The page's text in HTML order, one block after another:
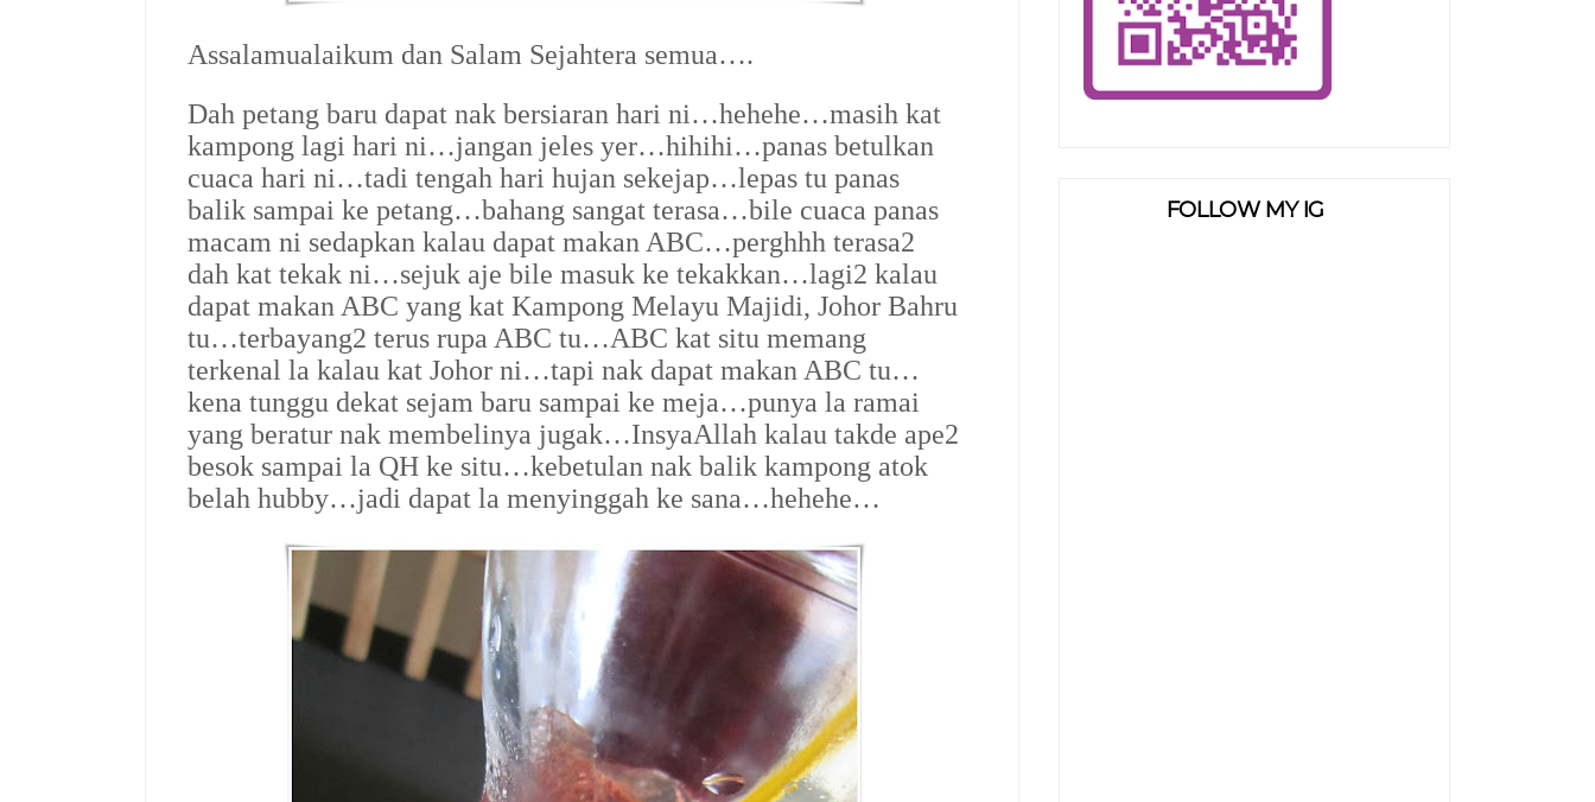
Assalamualaikum dan Salam Sejahtera semua….
Dah petang baru dapat nak bersiaran hari ni…hehehe…masih kat
kampong lagi hari ni…jangan jeles yer…hihihi…panas betulkan
cuaca hari ni…tadi tengah hari hujan sekejap…lepas tu panas
balik sampai ke petang…bahang sangat terasa…bile cuaca panas
macam ni sedapkan kalau dapat makan ABC…perghhh terasa2
dah kat tekak ni…sejuk aje bile masuk ke tekakkan…lagi2 kalau
dapat makan ABC yang kat Kampong Melayu Majidi, Johor Bahru
tu…terbayang2 terus rupa ABC tu…ABC kat situ memang
terkenal la kalau kat Johor ni…tapi nak dapat makan ABC tu…
kena tunggu dekat sejam baru sampai ke meja…punya la ramai
yang beratur nak membelinya jugak…InsyaAllah kalau takde ape2
besok sampai la QH ke situ…kebetulan nak balik kampong atok
belah hubby…jadi dapat la menyinggah ke sana…hehehe…
FOLLOW MY IG